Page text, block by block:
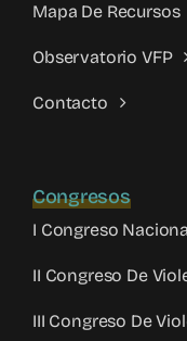
Mapa De Recursos
Observatorio VFP
Contacto
Congresos
I Congreso
II Congreso De
III Congreso De